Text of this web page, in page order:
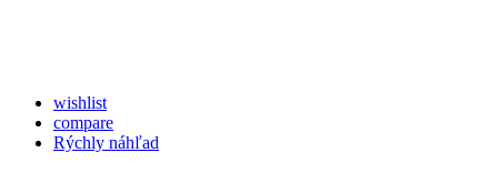
wishlist
compare
Rýchly náhľad